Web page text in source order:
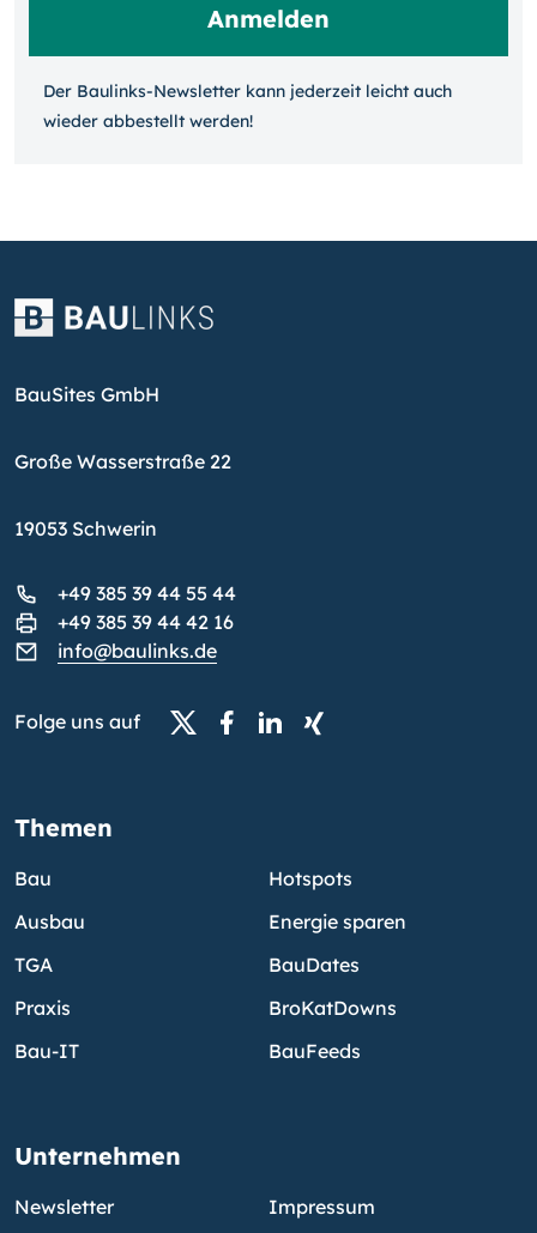
Der Baulinks-Newsletter kann jeder­zeit leicht auch
wieder ab­bestellt werden!
BauSites GmbH
Große Wasserstraße 22
19053 Schwerin
+49 385 39 44 55 44
+49 385 39 44 42 16
info@baulinks.de
Folge uns auf
Themen
Bau
Ausbau
TGA
Praxis
Bau-IT
Hotspots
Energie sparen
BauDates
BroKatDowns
BauFeeds
Unternehmen
Newsletter Impressum